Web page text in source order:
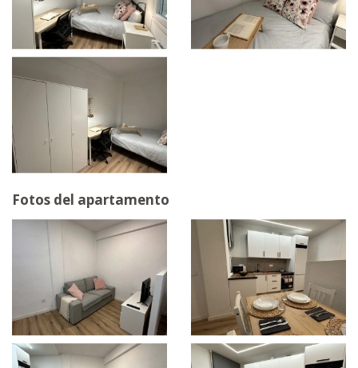
Fotos del apartamento